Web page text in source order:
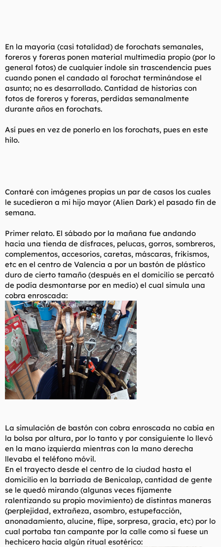
En la mayoría (casi totalidad) de forochats semanales,
foreros y foreras ponen material multimedia propio (por lo
general fotos) de cualquier índole sin trascendencia pues
cuando ponen el candado al forochat terminándose el
asunto; no es desarrollado. Cantidad de historias con
fotos de foreros y foreras, perdidas semanalmente
durante años en forochats.
Así pues en vez de ponerlo en los forochats, pues en este
hilo.
Contaré con imágenes propias un par de casos los cuales
le sucedieron a mi hijo mayor (Alien Dark) el pasado fin de
semana.
Primer relato. El sábado por la mañana fue andando
hacia una tienda de disfraces, pelucas, gorros, sombreros,
complementos, accesorios, caretas, máscaras, frikismos,
etc en el centro de Valencia a por un bastón de plástico
duro de cierto tamaño (después en el domicilio se percató
de podía desmontarse por en medio) el cual simula una
cobra enroscada:
La simulación de bastón con cobra enroscada no cabía en
la bolsa por altura, por lo tanto y por consiguiente lo llevó
en la mano izquierda mientras con la mano derecha
llevaba el teléfono móvil.
En el trayecto desde el centro de la ciudad hasta el
domicilio en la barriada de Benicalap, cantidad de gente
se le quedó mirando (algunas veces fijamente
ralentizando su propio movimiento) de distintas maneras
(perplejidad, extrañeza, asombro, estupefacción,
anonadamiento, alucine, flipe, sorpresa, gracia, etc) por lo
cual portaba tan campante por la calle como si fuese un
hechicero hacia algún ritual esotérico: